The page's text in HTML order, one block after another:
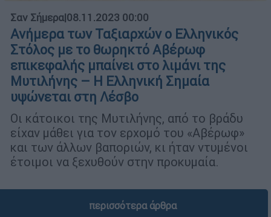
Σαν Σήμερα|08.11.2023 00:00
Ανήμερα των Ταξιαρχών ο Ελληνικός
Στόλος με το θωρηκτό Αβέρωφ
επικεφαλής μπαίνει στο λιμάνι της
Μυτιλήνης – Η Ελληνική Σημαία
υψώνεται στη Λέσβο
Οι κάτοικοι της Μυτιλήνης, από το βράδυ
είχαν μάθει για τον ερχομό του «Αβέρωφ»
και των άλλων βαποριών, κι ήταν ντυμένοι
έτοιμοι να ξεχυθούν στην προκυμαία.
περισσότερα άρθρα